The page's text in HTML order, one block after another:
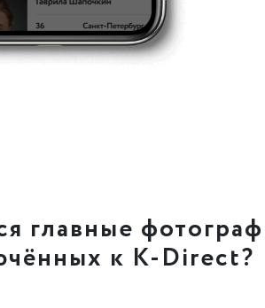
главные
к K-Direct?